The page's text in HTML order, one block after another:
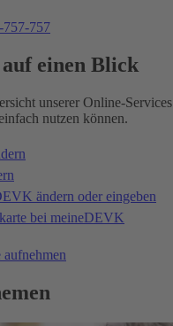
757-757
einen Blick
unserer Online-Services
nutzen können.
ändern oder eingeben
bei meineDEVK